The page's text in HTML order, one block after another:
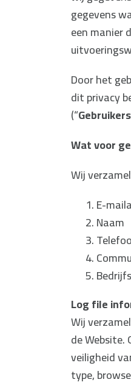
gegevens
een manier
Door het
dit privacy
(“Gebruikers
Wat voor
Wij
E-
Naam
Log file
Wij
de
veiligheid
type,